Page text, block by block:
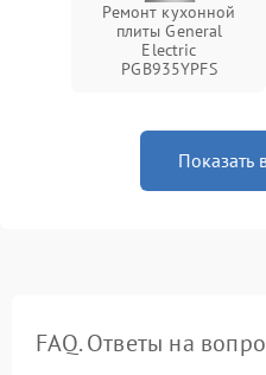
Ремонт кухонной
плиты General
Electric
PGB935YPFS
Показать
FAQ. Ответы на